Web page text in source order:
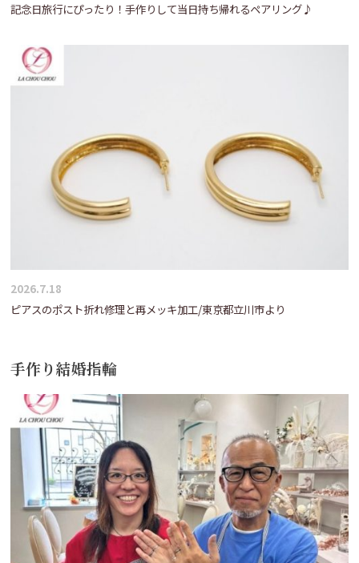
記念日旅行にぴったり！手作りして当日持ち帰れるペアリング♪
2026.7.18
ピアスのポスト折れ修理と再メッキ加工/東京都立川市より
手作り結婚指輪